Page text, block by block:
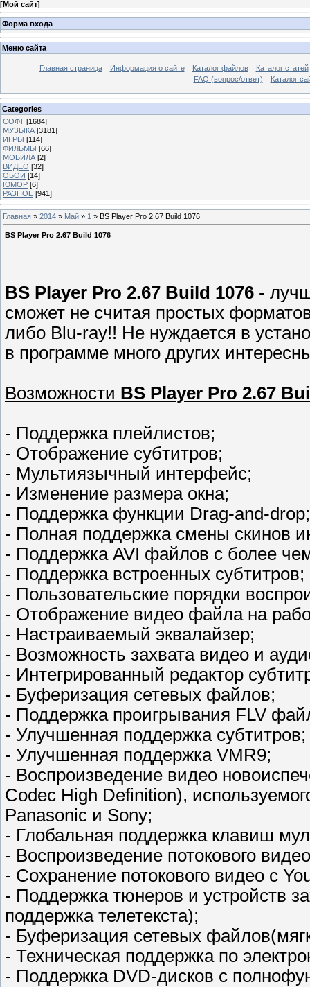
[Мой сайт]
Форма входа
Меню сайта
Главная страница Информация о сайте Каталог файлов
Каталог статей
FAQ (вопрос/ответ)
Каталог
Categories
СОФТ [1684]
МУЗЫКА [3181]
ИГРЫ [114]
ФИЛЬМЫ [66]
МОБИЛА [2]
ВИДЕО [32]
ОБОИ [14]
ЮМОР [6]
РАЗНОЕ [941]
Главная » 2014 » Май » 1 » BS Player Pro 2.67 Build 1076
BS Player Pro 2.67 Build 1076
BS Player Pro 2.67 Build 1076 -
сможет не считая простых
либо Blu-ray!! Не нуждается в
в программе много других
Возможности BS Player Pro 2.67
- Поддержка плейлистов;
- Отображение субтитров;
- Мультиязычный интерфейс;
- Изменение размера окна;
- Поддержка функции Drag-and-drop;
- Полная поддержка смены скинов
- Поддержка AVI файлов с более
- Поддержка встроенных субтитров;
- Пользовательские порядки
- Отображение видео файла на
- Настраиваемый эквалайзер;
- Возможность захвата видео и
- Интегрированный редактор
- Буферизация сетевых файлов;
- Поддержка проигрывания FLV
- Улучшенная поддержка субтитров;
- Улучшенная поддержка VMR9;
- Воспроизведение видео
Codec High Definition),
Panasonic и Sony;
- Глобальная поддержка клавиш
- Воспроизведение потокового
- Сохранение потокового видео с
- Поддержка тюнеров и устройств
поддержка телетекста);
- Буферизация сетевых
- Техническая поддержка по
- Поддержка DVD-дисков с